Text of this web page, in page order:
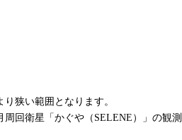
狭い範囲となります。
回衛星「かぐや（SELENE）」の観